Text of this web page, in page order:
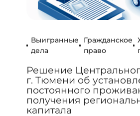
Выигранные
дела
Гражданское
право
Решение
г. Тюмени об
постоянного
получения
капитала